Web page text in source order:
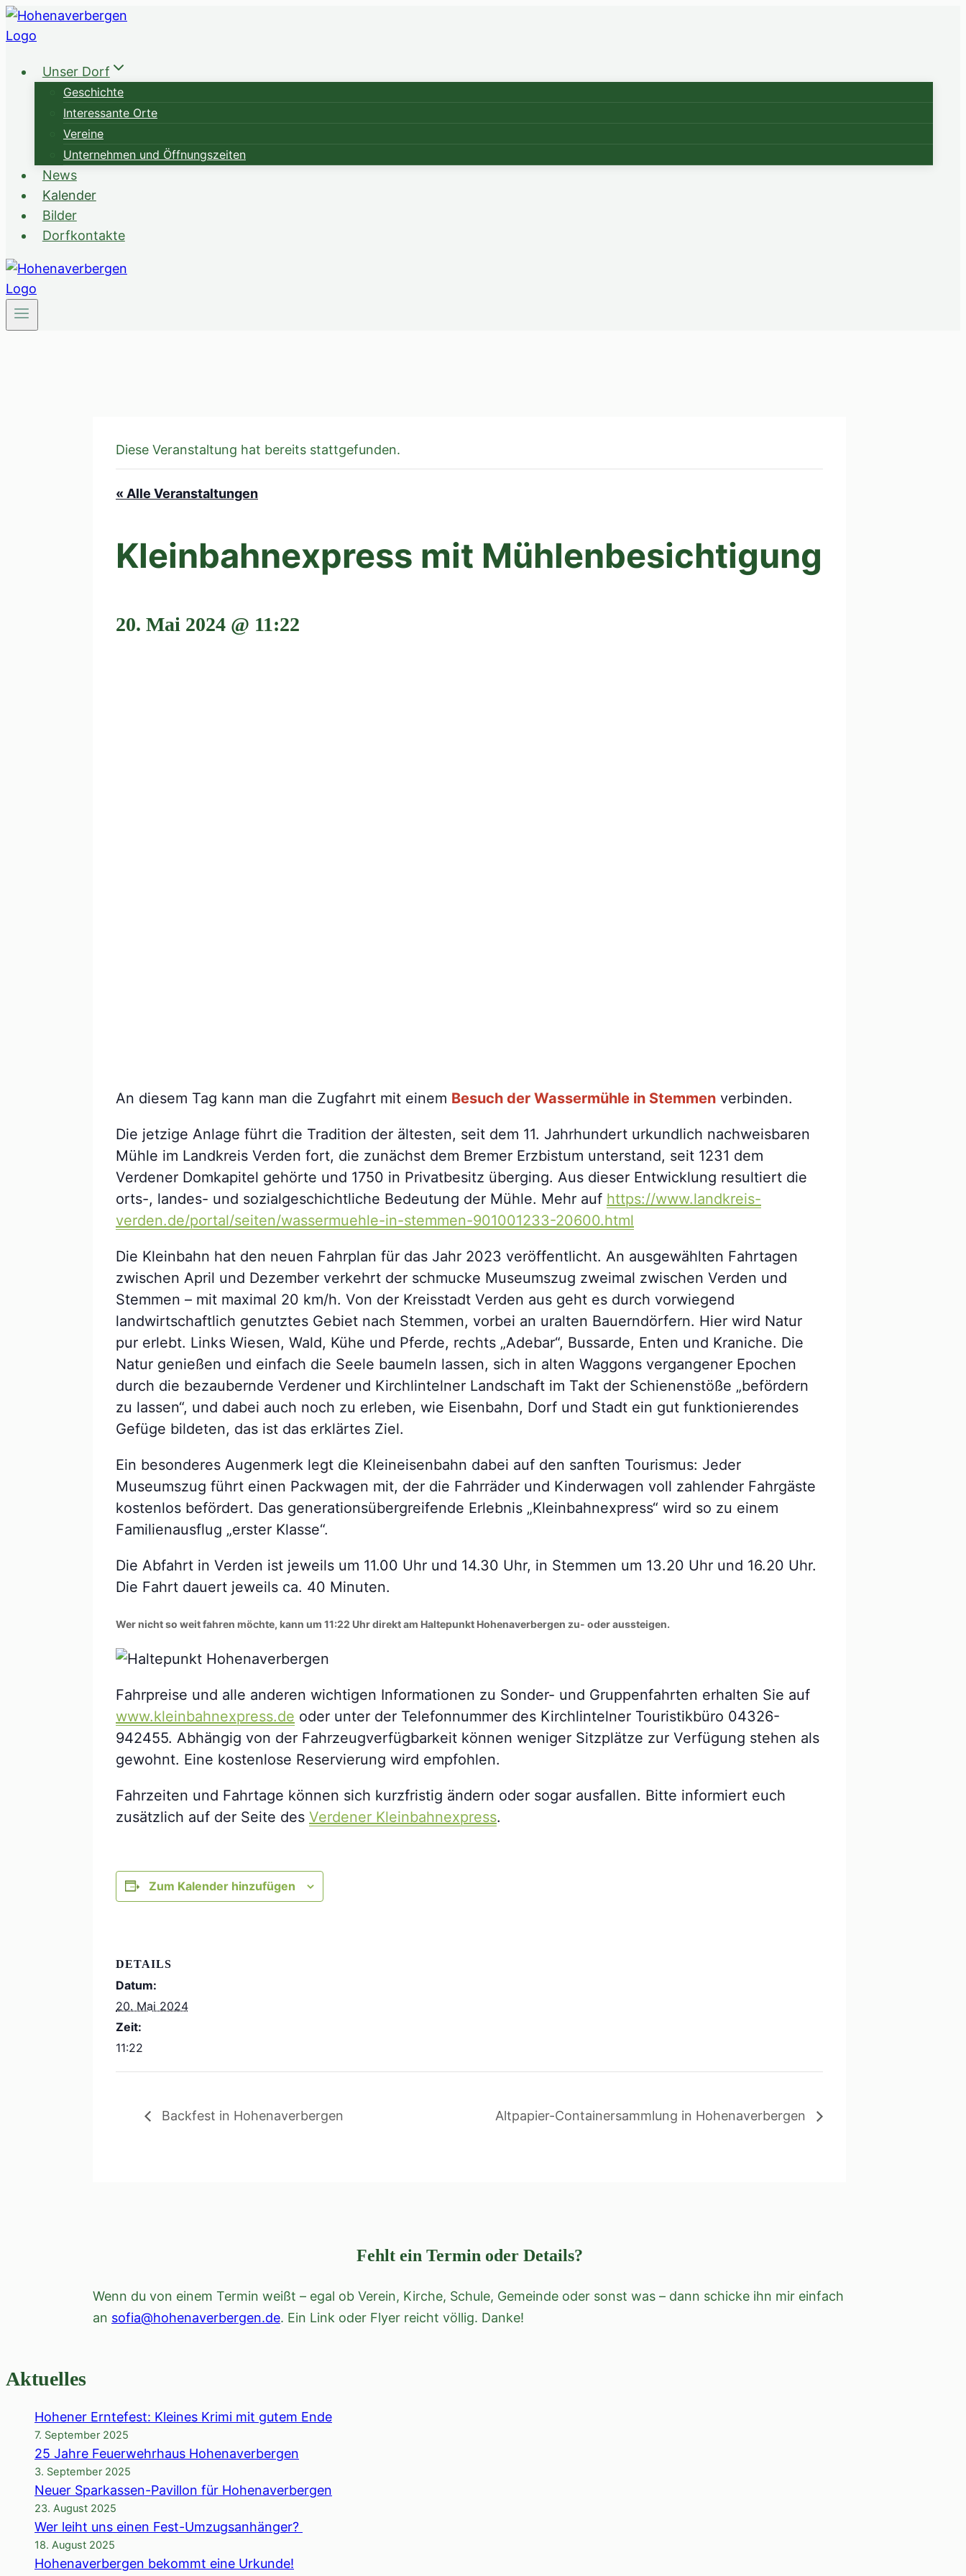
Zum
Inhalt
Unser Dorf
Geschichte
Interessante Orte
Vereine
Unternehmen und Öffnungszeiten
News
Kalender
Bilder
Dorfkontakte
Diese Veranstaltung hat bereits stattgefunden.
« Alle Veranstaltungen
Kleinbahnexpress mit Mühlenbesichtigung
20. Mai 2024 @ 11:22
An diesem Tag kann man die Zugfahrt mit einem Besuch der Wassermühle in Stemmen verbinden.
Die jetzige Anlage führt die Tradition der ältesten, seit dem 11. Jahrhundert urkundlich nachweisbaren
Mühle im Landkreis Verden fort, die zunächst dem Bremer Erzbistum unterstand, seit 1231 dem
Verdener Domkapitel gehörte und 1750 in Privatbesitz überging. Aus dieser Entwicklung resultiert die
orts-, landes- und sozialgeschichtliche Bedeutung der Mühle. Mehr auf https://www.landkreis-
verden.de/portal/seiten/wassermuehle-in-stemmen-901001233-20600.html
Die Kleinbahn hat den neuen Fahrplan für das Jahr 2023 veröffentlicht. An ausgewählten Fahrtagen
zwischen April und Dezember verkehrt der schmucke Museumszug zweimal zwischen Verden und
Stemmen – mit maximal 20 km/h. Von der Kreisstadt Verden aus geht es durch vorwiegend
landwirtschaftlich genutztes Gebiet nach Stemmen, vorbei an uralten Bauerndörfern. Hier wird Natur
pur erlebt. Links Wiesen, Wald, Kühe und Pferde, rechts „Adebar“, Bussarde, Enten und Kraniche. Die
Natur genießen und einfach die Seele baumeln lassen, sich in alten Waggons vergangener Epochen
durch die bezaubernde Verdener und Kirchlintelner Landschaft im Takt der Schienenstöße „befördern
zu lassen“, und dabei auch noch zu erleben, wie Eisenbahn, Dorf und Stadt ein gut funktionierendes
Gefüge bildeten, das ist das erklärtes Ziel.
Ein besonderes Augenmerk legt die Kleineisenbahn dabei auf den sanften Tourismus: Jeder
Museumszug führt einen Packwagen mit, der die Fahrräder und Kinderwagen voll zahlender Fahrgäste
kostenlos befördert. Das generationsübergreifende Erlebnis „Kleinbahnexpress“ wird so zu einem
Familienausflug „erster Klasse“.
Die Abfahrt in Verden ist jeweils um 11.00 Uhr und 14.30 Uhr, in Stemmen um 13.20 Uhr und 16.20 Uhr.
Die Fahrt dauert jeweils ca. 40 Minuten.
Wer nicht so weit fahren möchte, kann um 11:22 Uhr direkt am Haltepunkt Hohenaverbergen zu- oder aussteigen.
Fahrpreise und alle anderen wichtigen Informationen zu Sonder- und Gruppenfahrten erhalten Sie auf
www.kleinbahnexpress.de oder unter der Telefonnummer des Kirchlintelner Touristikbüro 04326-
942455. Abhängig von der Fahrzeugverfügbarkeit können weniger Sitzplätze zur Verfügung stehen als
gewohnt. Eine kostenlose Reservierung wird empfohlen.
Fahrzeiten und Fahrtage können sich kurzfristig ändern oder sogar ausfallen. Bitte informiert euch
zusätzlich auf der Seite des Verdener Kleinbahnexpress.
Zum Kalender hinzufügen
DETAILS
Datum:
20. Mai 2024
Zeit:
11:22
Backfest in Hohenaverbergen Altpapier-Containersammlung in Hohenaverbergen
Fehlt ein Termin oder Details?
Wenn du von einem Termin weißt – egal ob Verein, Kirche, Schule, Gemeinde oder sonst was – dann schicke ihn mir einfach
an sofia@hohenaverbergen.de. Ein Link oder Flyer reicht völlig. Danke!
Aktuelles
Hohener Erntefest: Kleines Krimi mit gutem Ende
7. September 2025
25 Jahre Feuerwehrhaus Hohenaverbergen
3. September 2025
Neuer Sparkassen-Pavillon für Hohenaverbergen
23. August 2025
Wer leiht uns einen Fest-Umzugsanhänger?
18. August 2025
Hohenaverbergen bekommt eine Urkunde!